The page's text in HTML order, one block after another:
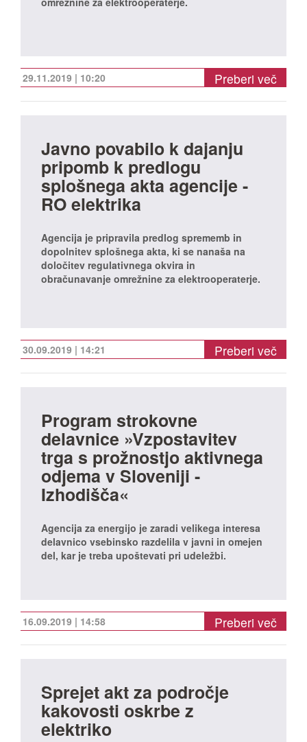
29.11.2019 | 10:20 Preberi več
Javno povabilo k dajanju
pripomb k predlogu
splošnega akta agencije -
RO elektrika
Agencija je pripravila predlog sprememb in
dopolnitev splošnega akta, ki se nanaša na
določitev regulativnega okvira in
obračunavanje omrežnine za elektrooperaterje.
30.09.2019 | 14:21 Preberi več
Program strokovne
delavnice »Vzpostavitev
trga s prožnostjo aktivnega
odjema v Sloveniji -
Izhodišča«
Agencija za energijo je zaradi velikega interesa
delavnico vsebinsko razdelila v javni in omejen
del, kar je treba upoštevati pri udeležbi.
16.09.2019 | 14:58 Preberi več
Sprejet akt za področje
kakovosti oskrbe z
elektriko